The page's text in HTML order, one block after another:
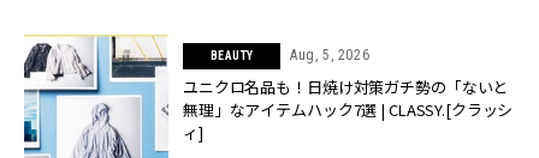
BEAUTY Aug, 5, 2026
ユニクロ名品も！日焼け対策ガチ勢の「ないと
無理」なアイテムハック7選 | CLASSY.[クラッシ
ィ]